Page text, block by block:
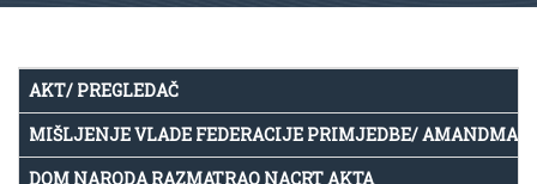
AKT/ PREGLEDAČ
MIŠLJENJE VLADE FEDERACIJE PRIMJEDBE/
DOM NARODA RAZMATRAO NACRT AKTA